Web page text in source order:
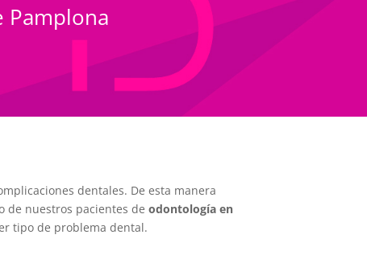
Pamplona
dentales. De esta manera
de nuestros pacientes deodontología en
tipo de problema dental.